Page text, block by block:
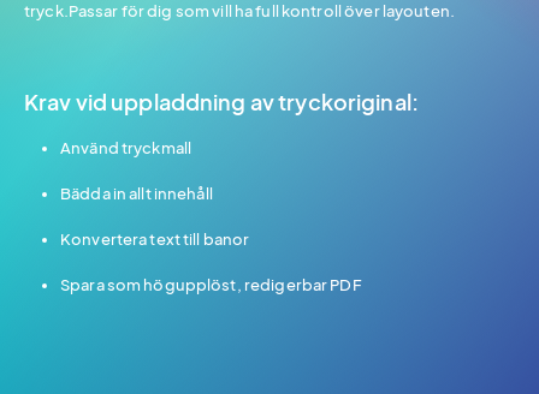
tryck.Passar för dig som vill ha full kontroll över layouten.
Krav vid uppladdning av tryckoriginal:
Använd tryckmall
Bädda in allt innehåll
Konvertera text till banor
Spara som högupplöst, redigerbar PDF